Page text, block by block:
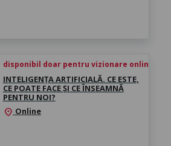
disponibil doar pentru vizionare online
INTELIGENȚA ARTIFICIALĂ. CE ESTE,
CE POATE FACE ȘI CE ÎNSEAMNĂ
PENTRU NOI?
location_on Online